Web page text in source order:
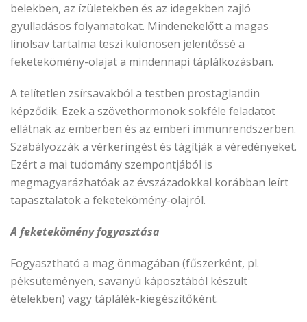
belekben, az ízületekben és az idegekben zajló
gyulladásos folyamatokat. Mindenekelőtt a magas
linolsav tartalma teszi különösen jelentőssé a
feketekömény-olajat a mindennapi táplálkozásban.
A telítetlen zsírsavakból a testben prostaglandin
képződik. Ezek a szövethormonok sokféle feladatot
ellátnak az emberben és az emberi immunrendszerben.
Szabályozzák a vérkeringést és tágítják a véredényeket.
Ezért a mai tudomány szempontjából is
megmagyarázhatóak az évszázadokkal korábban leírt
tapasztalatok a feketekömény-olajról.
A feketekömény fogyasztása
Fogyasztható a mag önmagában (fűszerként, pl.
péksüteményen, savanyú káposztából készült
ételekben) vagy táplálék-kiegészítőként.